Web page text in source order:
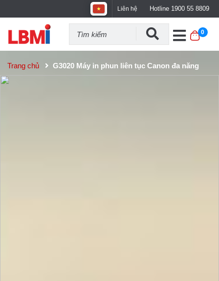
Liên hệ Hotline 1900 55 8809
0
Trang chủ G3020 Máy in phun liên tục Canon đa năng